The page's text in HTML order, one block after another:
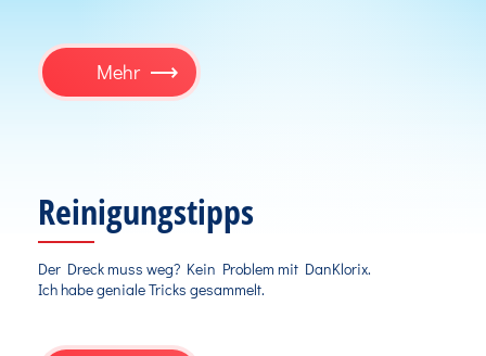
Mehr
Reinigungstipps
Der Dreck muss weg? Kein Problem mit DanKlorix.
Ich habe geniale Tricks gesammelt.